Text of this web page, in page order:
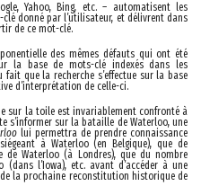
Yahoo, Bing, etc. – automatisent les
donné par l’utilisateur, et délivrent dans
de ce mot-clé.
des mêmes défauts qui ont été
la base de mots-clé indexés dans les
que la recherche s’effectue sur la base
d’interprétation de celle-ci.
sur la toile est invariablement confronté à
s’informer sur la bataille de Waterloo, une
lui permettra de prendre connaissance
à Waterloo (en Belgique), que de
Waterloo (à Londres), que du nombre
l’Iowa), etc. avant d’accéder à une
la prochaine reconstitution historique de